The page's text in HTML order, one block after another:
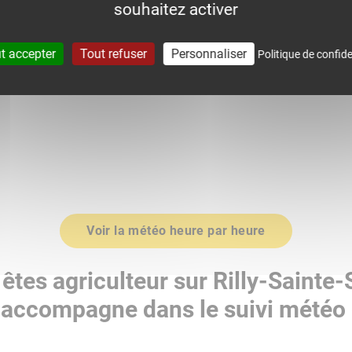
Voir la météo heure par heure
agriculteur sur Rilly-Sainte-
dans le suivi
souhaitez activer
accepter Tout refuser Personnaliser Politique de